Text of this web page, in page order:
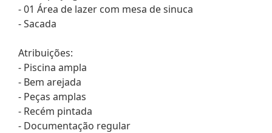
- 01 Área de lazer com mesa de sinuca
- Sacada
Atribuições:
- Piscina ampla
- Bem arejada
- Peças amplas
- Recém pintada
- Documentação regular